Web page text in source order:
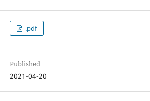
.pdf
Published
2021-04-20